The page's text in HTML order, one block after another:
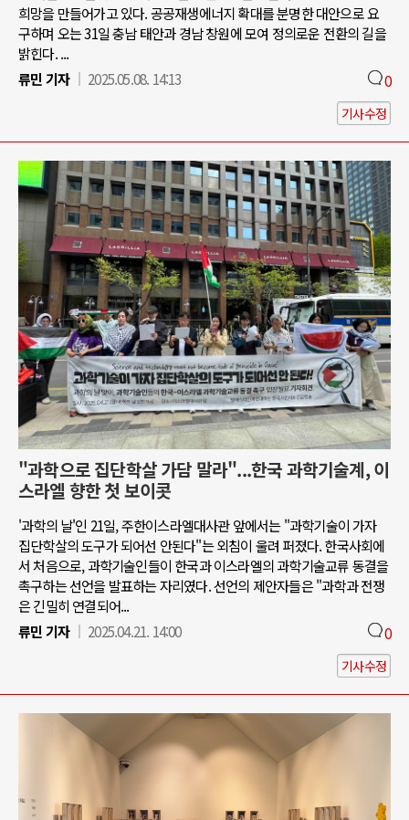
희망을 만들어가고 있다. 공공재생에너지 확대를 분명한 대안으로 요
구하며 오는 31일 충남 태안과 경남 창원에 모여 정의로운 전환의 길을
밝힌다. ...
류민 기자
2025.05.08. 14:13 0
기사수정
"과학으로 집단학살 가담 말라"...한국 과학기술계, 이
스라엘 향한 첫 보이콧
'과학의 날'인 21일, 주한이스라엘대사관 앞에서는 "과학기술이 가자
집단학살의 도구가 되어선 안된다"는 외침이 울려 퍼졌다. 한국사회에
서 처음으로, 과학기술인들이 한국과 이스라엘의 과학기술교류 동결을
촉구하는 선언을 발표하는 자리였다. 선언의 제안자들은 "과학과 전쟁
은 긴밀히 연결되어...
류민 기자
2025.04.21. 14:00 0
기사수정